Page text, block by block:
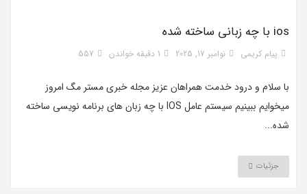
ios با چه زبانی ساخته شده
پیام کریمی نوامبر 17, 2025 1 دقیقه خواندن 557
با سلام و درود خدمت همراهان عزیز مجله خبری مستر مگ امروز
میخوایم ببینیم سیستم عامل IOS با چه زبان های برنامه نویسی ساخته
شده...
جزئیات